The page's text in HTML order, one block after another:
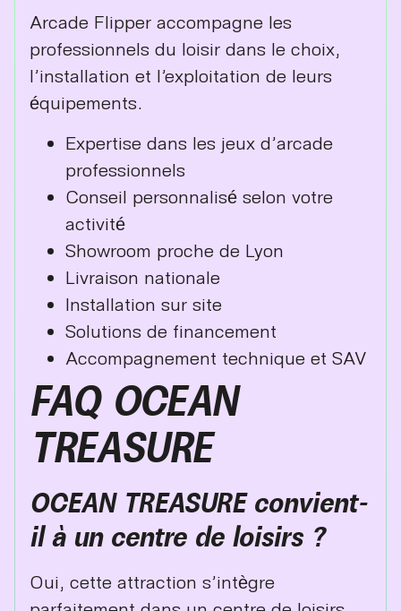
Arcade Flipper accompagne les
professionnels du loisir dans le choix,
l’installation et l’exploitation de leurs
équipements.
Expertise dans les jeux d’arcade
professionnels
Conseil personnalisé selon votre
activité
Showroom proche de Lyon
Livraison nationale
Installation sur site
Solutions de financement
Accompagnement technique et SAV
FAQ OCEAN
TREASURE
OCEAN TREASURE convient-
il à un centre de loisirs ?
Oui, cette attraction s’intègre